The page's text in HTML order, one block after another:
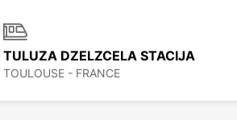
TULUZA DZELZCELA STACIJA
TOULOUSE - FRANCE